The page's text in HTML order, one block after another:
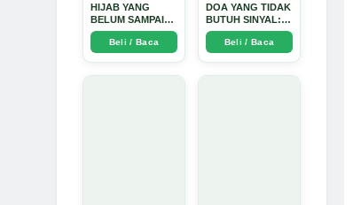
HIJAB YANG
BELUM SAMPAI
KE HATI: Ketika
Cinta Seorang
Ustadz Menjadi
Beli / Baca
DOA YANG TIDAK
BUTUH SINYAL:
Kisah Tiga Jiwa
yang Tersesat di
Era AI dan
Beli / Baca